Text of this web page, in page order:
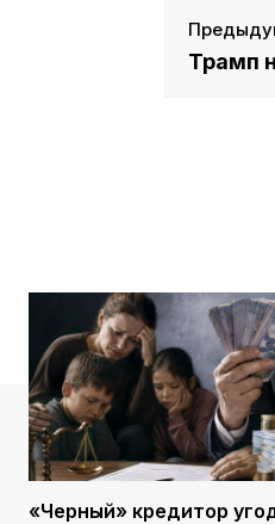
Трамп
«Черный» кредитор